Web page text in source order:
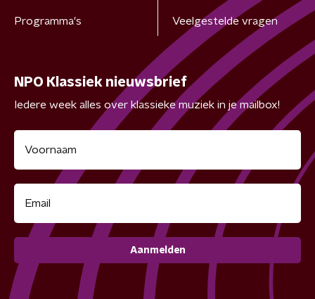
Programma's Veelgestelde vragen
NPO Klassiek nieuwsbrief
Iedere week alles over klassieke muziek in je mailbox!
Aanmelden